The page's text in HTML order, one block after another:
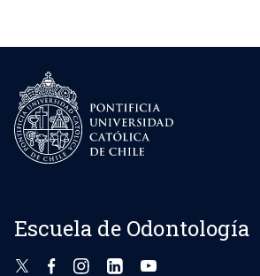
Escuela de Odontología